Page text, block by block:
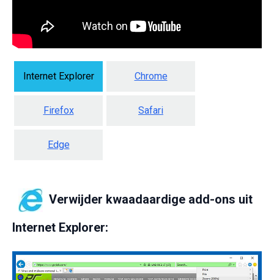
Internet Explorer Chrome
Firefox Safari
Edge
Verwijder kwaadaardige add-ons uit
Internet Explorer: